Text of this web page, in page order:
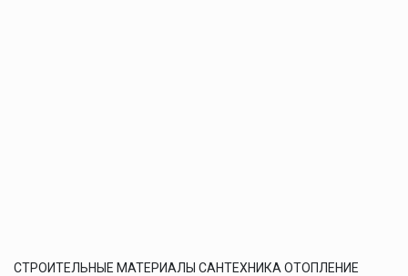
СТРОИТЕЛЬНЫЕ МАТЕРИАЛЫ САНТЕХНИКА ОТОПЛЕНИЕ